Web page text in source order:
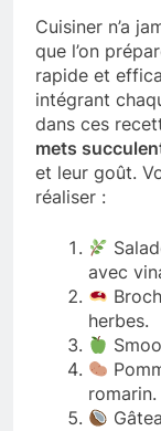
Cuisiner n’a
que l’on
rapide et
intégrant
dans ces
mets
et leur goût.
réaliser :
avec
herbes.
romarin.